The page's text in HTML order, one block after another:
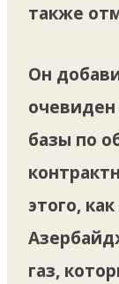
также
Он
очевиден
базы по
этого,
газ,